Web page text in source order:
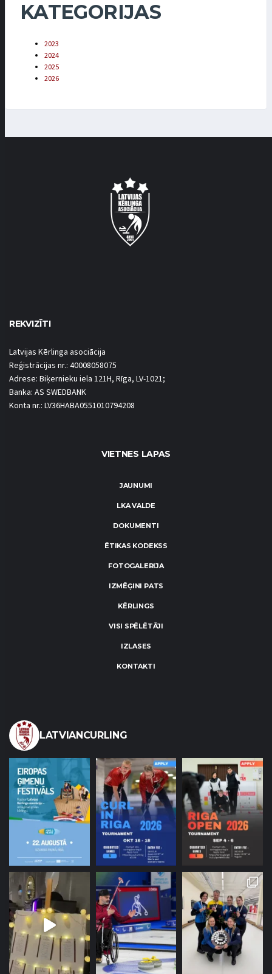
KATEGORIJAS
2023
2024
2025
2026
REKVIZĪTI
Latvijas Kērlinga asociācija
Reģistrācijas nr.: 40008058075
Adrese: Biķernieku iela 121H, Rīga, LV-1021;
Banka: AS SWEDBANK
Konta nr.: LV36HABA0551010794208
VIETNES LAPAS
JAUNUMI
LKA VALDE
DOKUMENTI
ĒTIKAS KODEKSS
FOTOGALERIJA
IZMĒĢINI PATS
KĒRLINGS
VISI SPĒLĒTĀJI
IZLASES
KONTAKTI
LATVIANCURLING